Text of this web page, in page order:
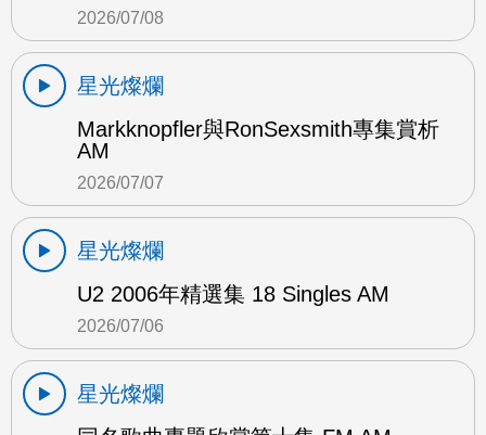
2026/07/08
星光燦爛
Markknopfler與RonSexsmith專集賞析
AM
2026/07/07
星光燦爛
U2 2006年精選集 18 Singles AM
2026/07/06
星光燦爛